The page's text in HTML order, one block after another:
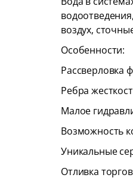
воздух,
Особенности:
Рассверловка
Ребра
Малое
Возможность
Уникальные
Отливка